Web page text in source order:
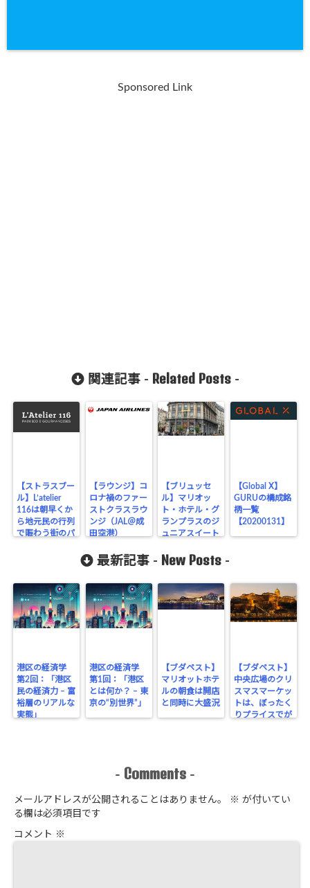
Sponsored Link
関連記事 - Related Posts-
【ストラスブー
ル】L’atelier
116は朝早くか
ら地元民の行列
で賑わう街のパ
【ラウンジ】コ
ロナ禍のファー
ストクラスラウ
ンジ（JAL＠成
田空港）
【ブリュッセ
ル】マリオッ
ト・ホテル・グ
ランプラスのジ
ュニアスイート
【Global X】
GURUの構成銘
柄一覧
【20200131】
最新記事 - New Posts -
港区の経済学
第2回：「港区
民の経済力 – 富
裕層のリアルな
実態」
港区の経済学
第1回：「港区
とは何か？ – 東
京の“別世界”」
【ブダペスト】
マリオットホテ
ルの朝食は開店
と同時に大盛況
【ブダペスト】
中央広場のクリ
スマスマーケッ
トは、ぼったく
りプライスでが
- Comments -
メールアドレスが公開されることはありません。 ※ が付いてい
る欄は必須項目です
コメント ※